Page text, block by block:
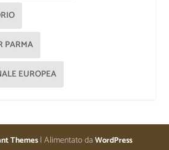
PARMA
EUROPEA
Themes| Alimentato daWordPress